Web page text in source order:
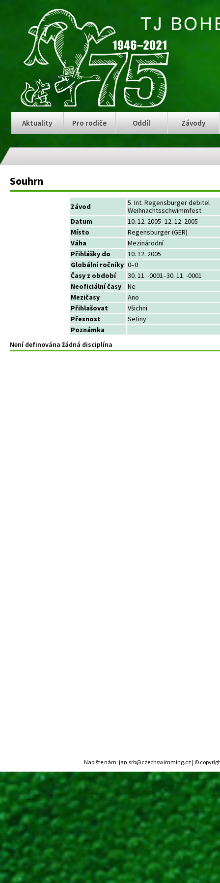
Aktuality Pro rodiče Oddíl Závody
Souhrn
Závod
5. Int. Regensburger debitel
Weihnachtsschwimmfest
Datum
10. 12. 2005–12. 12. 2005
Místo
Regensburger (GER)
Váha
Mezinárodní
Přihlášky do
10. 12. 2005
Globální ročníky 0–0
Časy z období
30. 11. -0001–30. 11. -0001
Neoficiální časy
Ne
Mezičasy
Ano
Přihlašovat
Všichni
Přesnost
Setiny
Poznámka
Není definována žádná disciplína
Napište nám:jan.srb@czechswimming.cz| ©